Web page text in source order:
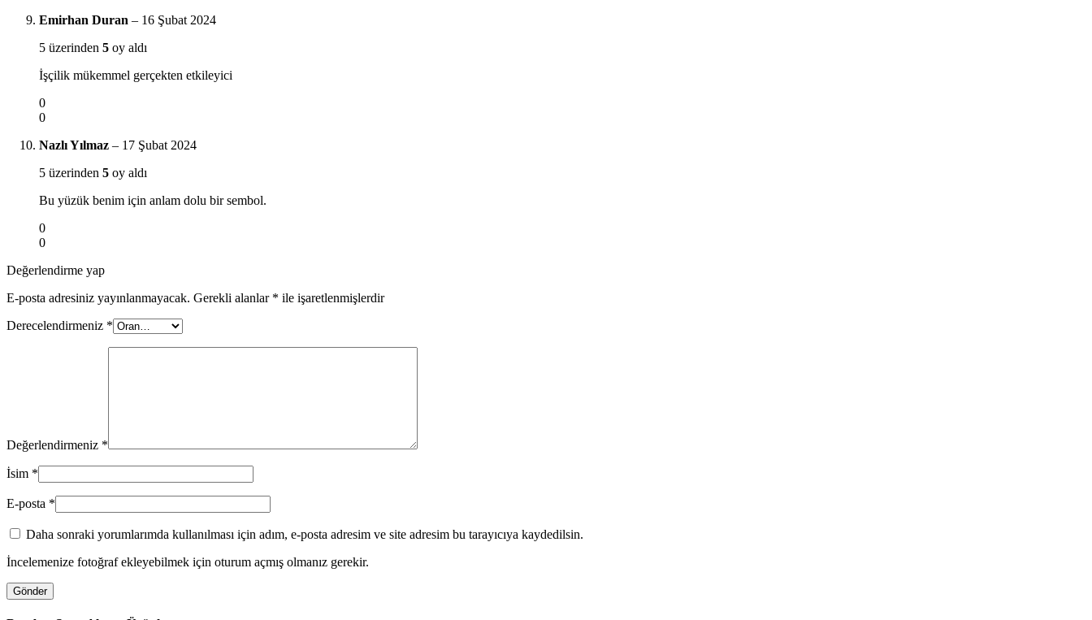
Emirhan Duran – 16 Şubat 2024
5 üzerinden 5 oy aldı
İşçilik mükemmel gerçekten etkileyici
0
0
Nazlı Yılmaz – 17 Şubat 2024
5 üzerinden 5 oy aldı
Bu yüzük benim için anlam dolu bir sembol.
0
0
Değerlendirme yap
E-posta adresiniz yayınlanmayacak. Gerekli alanlar * ile işaretlenmişlerdir
Derecelendirmeniz *
Değerlendirmeniz *
İsim *
E-posta *
Daha sonraki yorumlarımda kullanılması için adım, e-posta adresim ve site adresim bu tarayıcıya kaydedilsin.
İncelemenize fotoğraf ekleyebilmek için oturum açmış olmanız gerekir.